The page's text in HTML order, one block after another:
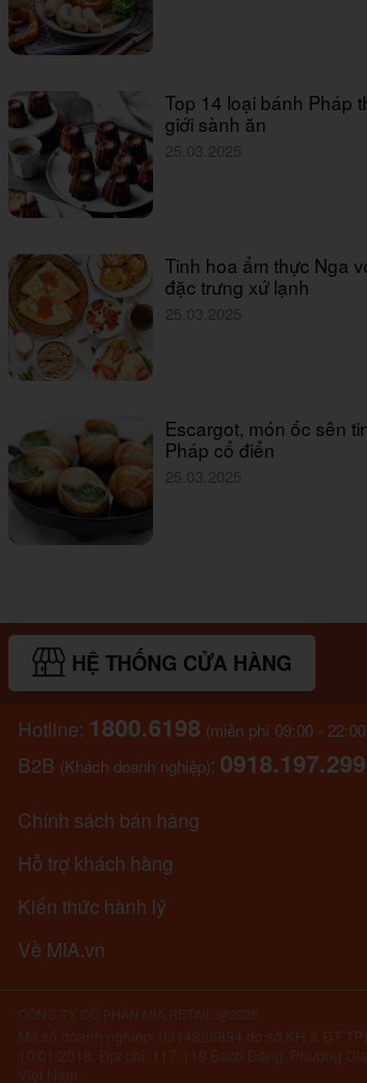
Top 14 loại bánh Pháp
giới sành ăn
25.03.2025
Tinh hoa ẩm thực Nga
đặc trưng xứ lạnh
25.03.2025
Escargot, món ốc sên
Pháp cổ điển
25.03.2025
HỆ THỐNG CỬA HÀNG
Hotline: 1800.6198 (miễn phí 09:00 -
B2B (Khách doanh nghiệp): 0918.197.299
Chính sách bán hàng
Hỗ trợ khách hàng
Kiến thức hành lý
Về MIA.vn
10/01/2018. Địa chỉ: 117-119 Bạch Đằng, Phường